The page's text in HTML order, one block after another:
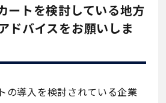
ートを検討している地方
ドバイスをお願いしま
の導入を検討されている企業